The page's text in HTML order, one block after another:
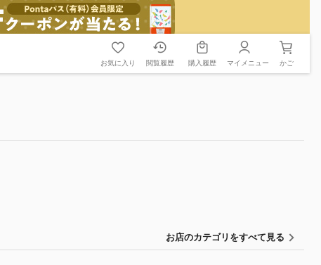
お気に入り 閲覧履歴 購入履歴 マイメニュー かご
お店のカテゴリをすべて見る